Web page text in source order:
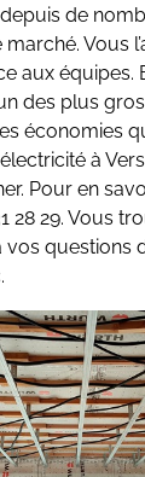
de
marché. Vous
aux équipes.
des plus
économies
à
Pour en
28 29. Vous
vos questions